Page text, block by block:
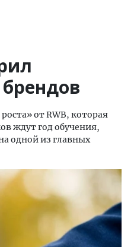
от RWB, которая
ждут год обучения,
одной из главных